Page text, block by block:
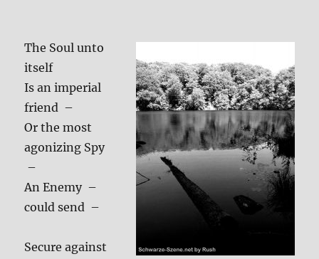
The Soul unto
its­elf
Is an impe­ri­al
fri­end –
Or the most
ago­ni­zing Spy
–
An Ene­my –
could send –
Secu­re against